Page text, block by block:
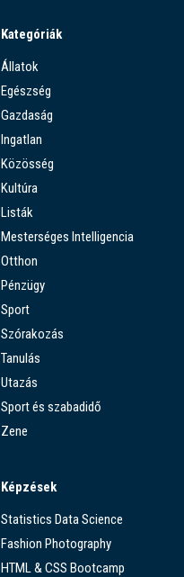
Kategóriák
Állatok
Egészség
Gazdaság
Ingatlan
Közösség
Kultúra
Listák
Mesterséges Intelligencia
Otthon
Pénzügy
Sport
Szórakozás
Tanulás
Utazás
Sport és szabadidő
Zene
Képzések
Statistics Data Science
Fashion Photography
HTML & CSS Bootcamp